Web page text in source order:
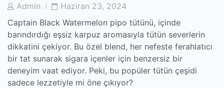
PostAdmin
PostHaziran 23, 2024
Captain Black Watermelon pipo tütünü, içinde
barındırdığı eşsiz karpuz aromasıyla tütün severlerin
dikkatini çekiyor. Bu özel blend, her nefeste ferahlatıcı
bir tat sunarak sigara içenler için benzersiz bir
deneyim vaat ediyor. Peki, bu popüler tütün çeşidi
sadece lezzetiyle mi öne çıkıyor?